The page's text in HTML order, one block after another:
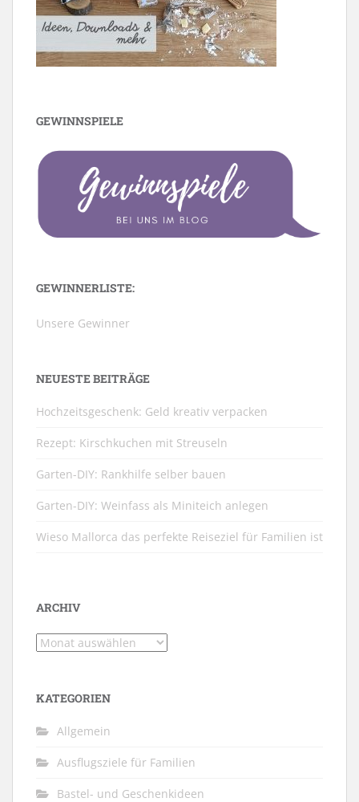
GEWINNSPIELE
GEWINNERLISTE:
Unsere Gewinner
NEUESTE BEITRÄGE
Hochzeitsgeschenk: Geld kreativ verpacken
Rezept: Kirschkuchen mit Streuseln
Garten-DIY: Rankhilfe selber bauen
Garten-DIY: Weinfass als Miniteich anlegen
Wieso Mallorca das perfekte Reiseziel für Familien ist
ARCHIV
Archiv
KATEGORIEN
Allgemein
Ausflugsziele für Familien
Bastel- und Geschenkideen